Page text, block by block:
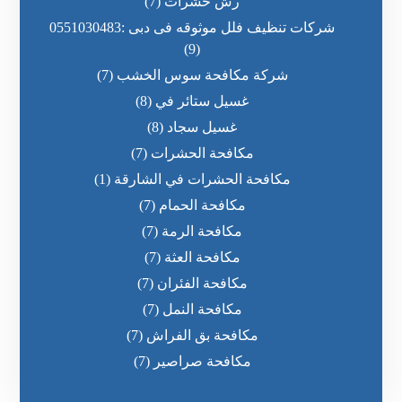
شركات تنظيف فلل موثوقه فى دبى :0551030483
(9)
شركة مكافحة سوس الخشب (7)
غسيل ستائر في (8)
غسيل سجاد (8)
مكافحة الحشرات (7)
مكافحة الحشرات في الشارقة (1)
مكافحة الحمام (7)
مكافحة الرمة (7)
مكافحة العثة (7)
مكافحة الفئران (7)
مكافحة النمل (7)
مكافحة بق الفراش (7)
مكافحة صراصير (7)